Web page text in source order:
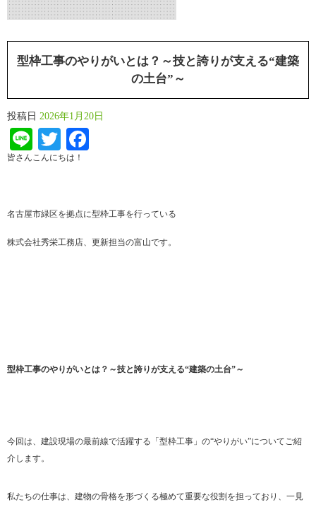
型枠工事のやりがいとは？～技と誇りが支える“建築
の土台”～
投稿日 2026年1月20日
LineTwitter
皆さんこんにちは！
名古屋市緑区を拠点に型枠工事を行っている
株式会社秀栄工務店、更新担当の富山です。
型枠工事のやりがいとは？～技と誇りが支える“建築の土台”～
今回は、建設現場の最前線で活躍する「型枠工事」の“やりがい”についてご紹
介します。
私たちの仕事は、建物の骨格を形づくる極めて重要な役割を担っており、一見